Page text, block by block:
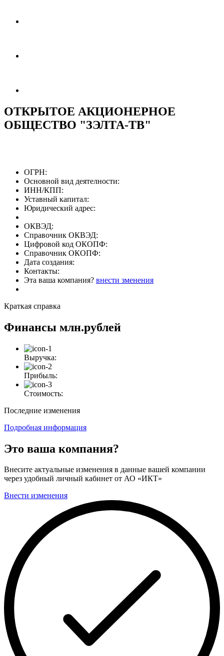
ОТКРЫТОЕ АКЦИОНЕРНОЕ
ОБЩЕСТВО "ЗЭЛТА-ТВ"
ОГРН:
Основной вид деятелности:
ИНН/КПП:
Уставный капитал:
Юридический адрес:
ОКВЭД:
Справочник ОКВЭД:
Цифровой код ОКОПФ:
Справочник ОКОПФ:
Дата создания:
Контакты:
Эта ваша компания? внести зменения
Краткая справка
Финансы млн.рублей
Выручка:
Прибыль:
Стоимость:
Последние изменения
Подробная информация
Это ваша компания?
Внесите актуальные изменения в данные вашей компании
через удобный личный кабинет от АО «ИКТ»
Внести изменения